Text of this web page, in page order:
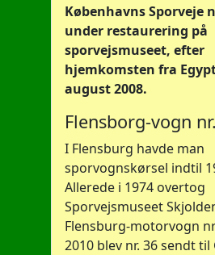
Københavns Sporveje
under restaurering på
sporvejsmuseet, efter
hjemkomsten fra
august 2008.
Flensborg-vogn
I Flensburg havde man
sporvognskørsel indtil
Allerede i 1974 overtog
Sporvejsmuseet
Flensburg-motorvogn
2010 blev nr. 36 sendt til